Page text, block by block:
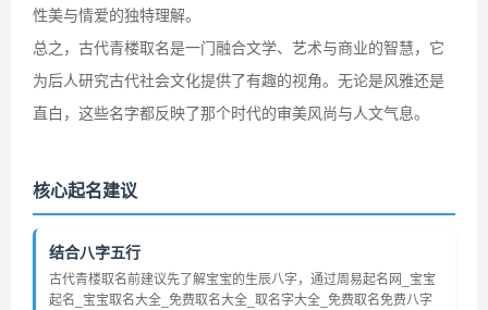
性美与情爱的独特理解。
总之，古代青楼取名是一门融合文学、艺术与商业的智慧，它
为后人研究古代社会文化提供了有趣的视角。无论是风雅还是
直白，这些名字都反映了那个时代的审美风尚与人文气息。
核心起名建议
结合八字五行
古代青楼取名前建议先了解宝宝的生辰八字，通过周易起名网_宝宝
起名_宝宝取名大全_免费取名大全_取名字大全_免费取名免费八字